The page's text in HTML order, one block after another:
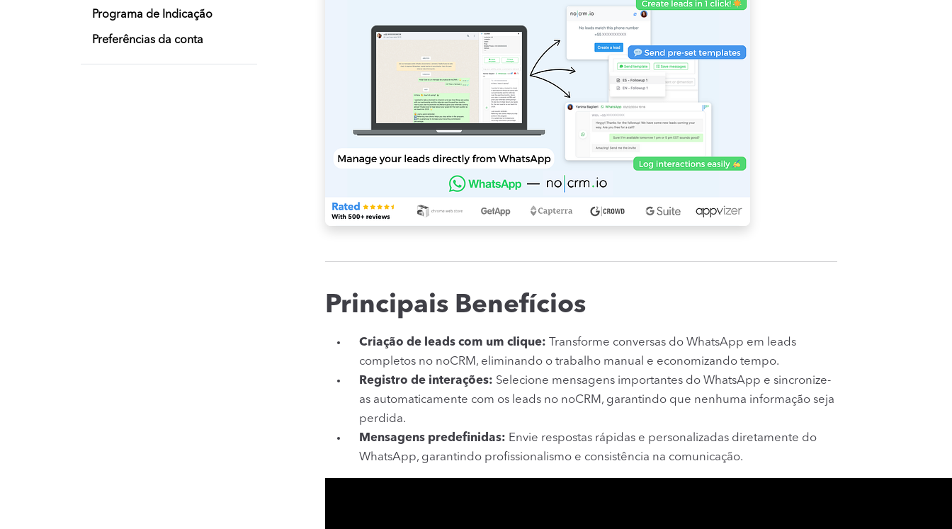
Programa de Indicação
Preferências da conta
Principais Benefícios
Criação de leads com um clique: Transforme conversas do WhatsApp em leads
completos no noCRM, eliminando o trabalho manual e economizando tempo.
Registro de interações: Selecione mensagens importantes do WhatsApp e sincronize-
as automaticamente com os leads no noCRM, garantindo que nenhuma informação seja
perdida.
Mensagens predefinidas: Envie respostas rápidas e personalizadas diretamente do
WhatsApp, garantindo profissionalismo e consistência na comunicação.